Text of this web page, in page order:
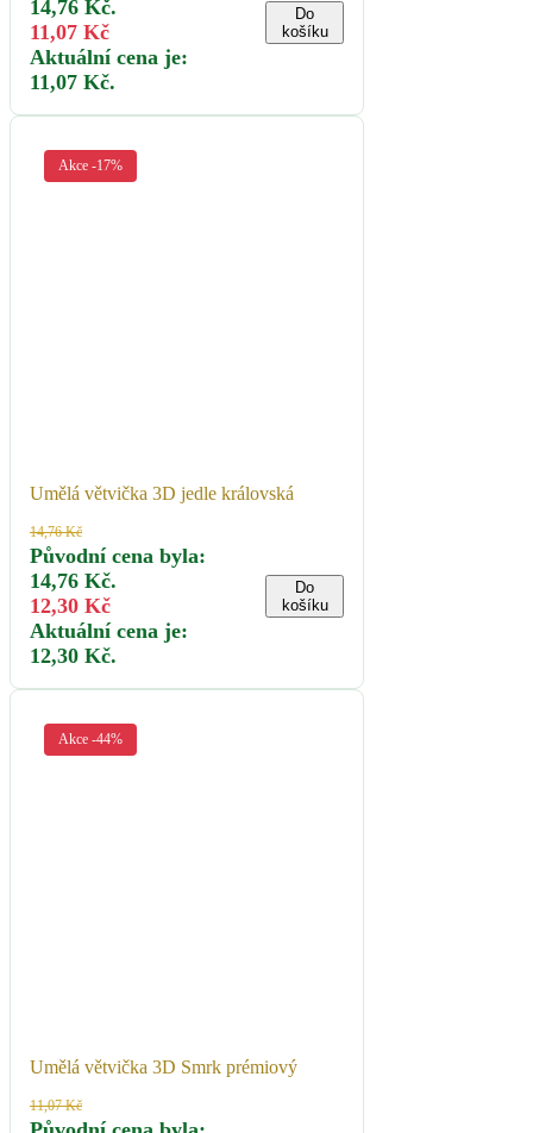
14,76 Kč.
11,07 Kč
Aktuální cena je:
11,07 Kč.
Do
košíku
Akce -17%
Umělá větvička 3D jedle královská
14,76Kč
Původní cena byla:
14,76 Kč.
12,30 Kč
Aktuální cena je:
12,30 Kč.
Do
košíku
Akce -44%
Umělá větvička 3D Smrk prémiový
11,07Kč